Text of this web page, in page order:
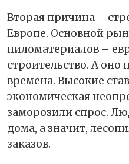
Вторая причина –
Европе. Основной
пиломатериалов –
строительство. А
времена. Высокие
экономическая
заморозили спрос.
дома, а значит,
заказов.